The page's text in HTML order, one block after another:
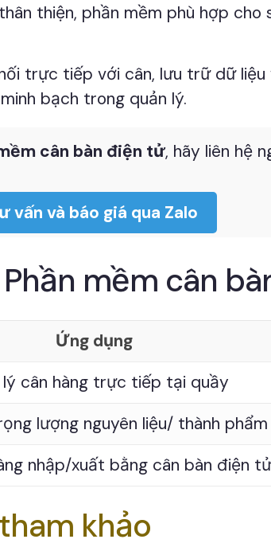
thiện, phần mềm phù hợp
trực tiếp với cân, lưu trữ dữ liệu
bạch trong quản lý.
cân bàn điện tử, hãy liên hệ
vấn và báo giá qua Zalo
mềm cân
Ứng dụng
lý cân hàng trực tiếp tại quầy
lượng nguyên liệu/ thành phẩm
nhập/xuất bằng cân bàn điện tử
khảo